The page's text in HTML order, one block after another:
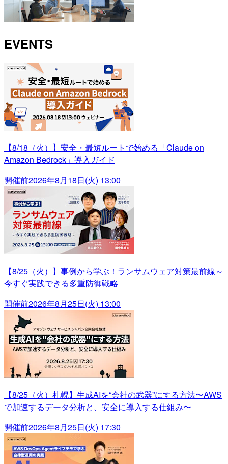
EVENTS
【8/18（火）】安全・最短ルートで始める「Claude on
Amazon Bedrock」導入ガイド
開催前2026年8月18日(火) 13:00
【8/25（火）】事例から学ぶ！ランサムウェア対策最前線～
今すぐ実践できる多重防御戦略
開催前2026年8月25日(火) 13:00
【8/25（火）札幌】生成AIを“会社の武器”にする方法〜AWS
で加速するデータ分析と、安全に導入する仕組み〜
開催前2026年8月25日(火) 17:30